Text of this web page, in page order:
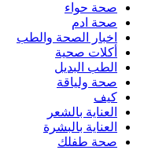
صحة حواء
صحة ادم
اخبار الصحة والطب
أكلات صحية
الطب البديل
صحة ولياقة
كيف
العناية بالشعر
العناية بالبشرة
صحة طفلك